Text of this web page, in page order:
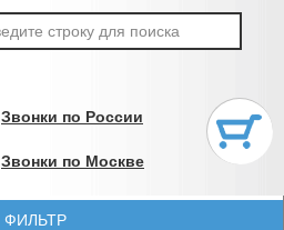
Звонки по России
Звонки по Москве
ФИЛЬТР